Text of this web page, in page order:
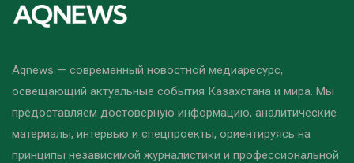
Aqnews — современный новостной медиаресурс,
освещающий актуальные события Казахстана и мира. Мы
предоставляем достоверную информацию, аналитические
материалы, интервью и спецпроекты, ориентируясь на
принципы независимой журналистики и профессиональной